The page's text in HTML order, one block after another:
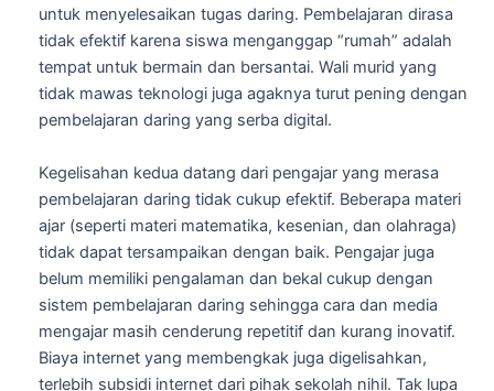
untuk menyelesaikan tugas daring. Pembelajaran dirasa
tidak efektif karena siswa menganggap “rumah” adalah
tempat untuk bermain dan bersantai. Wali murid yang
tidak mawas teknologi juga agaknya turut pening dengan
pembelajaran daring yang serba digital.
Kegelisahan kedua datang dari pengajar yang merasa
pembelajaran daring tidak cukup efektif. Beberapa materi
ajar (seperti materi matematika, kesenian, dan olahraga)
tidak dapat tersampaikan dengan baik. Pengajar juga
belum memiliki pengalaman dan bekal cukup dengan
sistem pembelajaran daring sehingga cara dan media
mengajar masih cenderung repetitif dan kurang inovatif.
Biaya internet yang membengkak juga digelisahkan,
terlebih subsidi internet dari pihak sekolah nihil. Tak lupa